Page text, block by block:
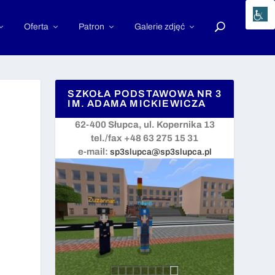
Oferta Patron Galerie zdjęć
SZKOŁA PODSTAWOWA NR 3
IM. ADAMA MICKIEWICZA
62-400 Słupca, ul. Kopernika 13
tel./fax +48 63 275 15 31
e-mail: sp3slupca@sp3slupca.pl